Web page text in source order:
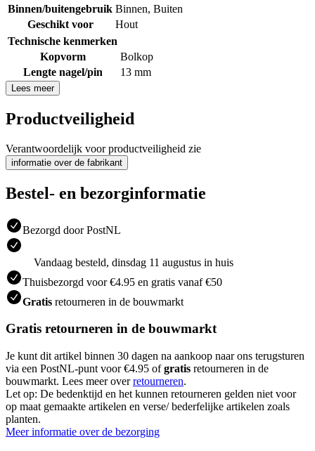
Binnen/buitengebruik Binnen, Buiten
Geschikt voor
Hout
Technische kenmerken
Kopvorm
Bolkop
Lengte nagel/pin
13 mm
Lees meer
Productveiligheid
Verantwoordelijk voor productveiligheid zie
informatie over de fabrikant
Bestel- en bezorginformatie
Bezorgd door PostNL
Vandaag besteld, dinsdag 11 augustus in huis
Thuisbezorgd voor €4.95 en gratis vanaf €50
Gratis retourneren in de bouwmarkt
Gratis retourneren in de bouwmarkt
Je kunt dit artikel binnen 30 dagen na aankoop naar ons terugsturen
via een PostNL-punt voor €4.95 ofgratis retourneren in de
bouwmarkt. Lees meer overretourneren.
Let op: De bedenktijd en het kunnen retourneren gelden niet voor
op maat gemaakte artikelen en verse/ bederfelijke artikelen zoals
planten.
Meer informatie over de bezorging